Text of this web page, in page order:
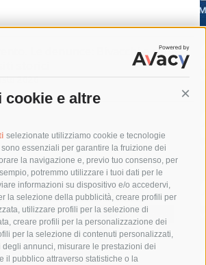
cookie e altre
selezionate utilizziamo cookie e tecnologie
essenziali per garantire la fruizione dei
la navigazione e, previo tuo consenso, per
potremmo utilizzare i tuoi dati per le
informazioni su dispositivo e/o accedervi,
la selezione della pubblicità, creare profili per
utilizzare profili per la selezione di
creare profili per la personalizzazione dei
per la selezione di contenuti personalizzati,
annunci, misurare le prestazioni dei
il pubblico attraverso statistiche o la
Le denunce: Bivacchi e rifiuti
2026
anas
di punta campanella
arresto
di porto capri
carabinieri
circumvesuviana
concerto
contagi